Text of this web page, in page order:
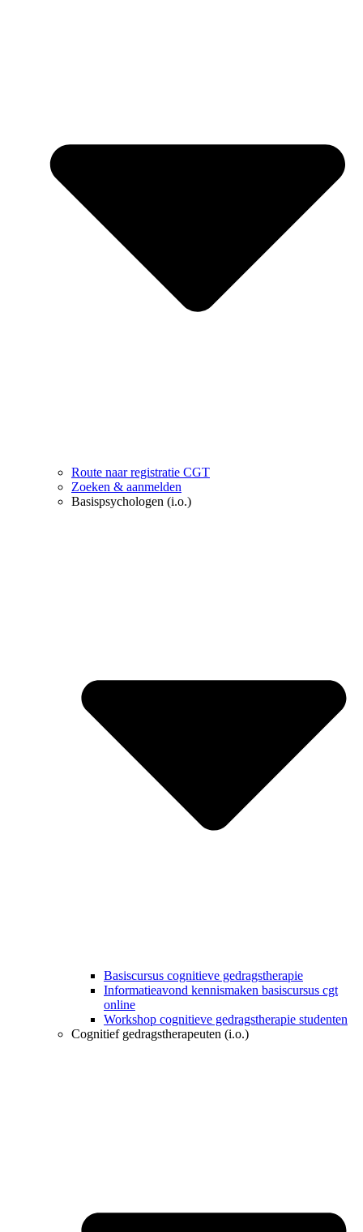
Route naar registratie CGT
Zoeken & aanmelden
Basispsychologen (i.o.)
Basiscursus cognitieve gedragstherapie
Informatieavond kennismaken basiscursus cgt
online
Workshop cognitieve gedragstherapie studenten
Cognitief gedragstherapeuten (i.o.)